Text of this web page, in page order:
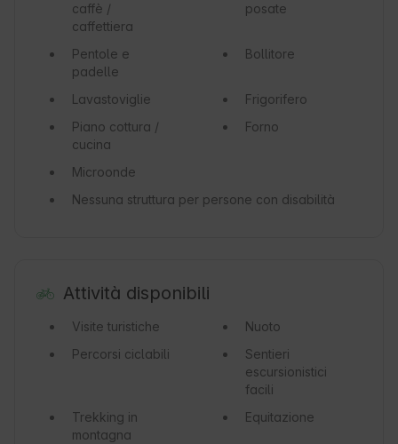
caffè /
caffettiera
posate
Pentole e
padelle
Bollitore
Lavastoviglie
Frigorifero
Piano cottura /
cucina
Forno
Microonde
Nessuna struttura per persone con disabilità
Attività disponibili
Visite turistiche
Nuoto
Percorsi ciclabili
Sentieri
escursionistici
facili
Trekking in
montagna
Equitazione